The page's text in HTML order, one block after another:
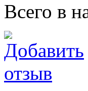
Всего в